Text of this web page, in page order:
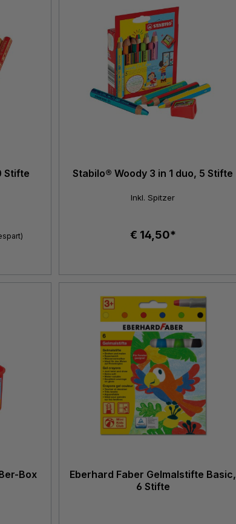
Stifte Stabilo® Woody 3 in 1 duo, 5 Stifte
Inkl. Spitzer
€ 14,50*
Box
Eberhard Faber Gelmalstifte Basic,
6 Stifte